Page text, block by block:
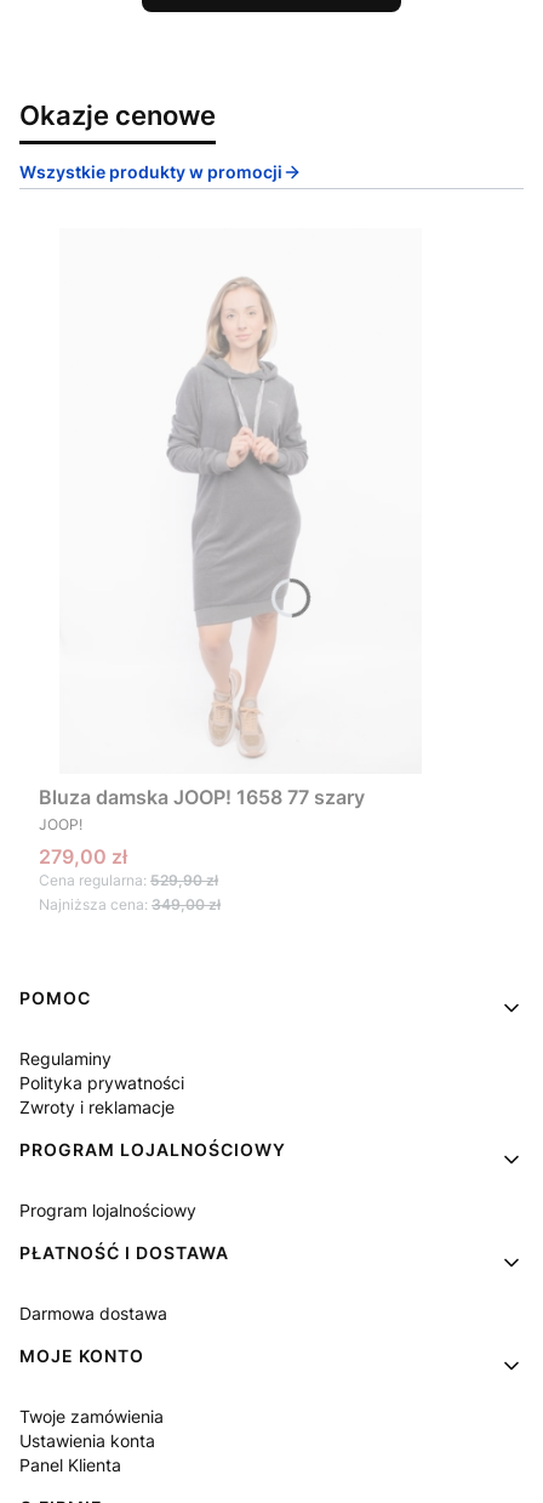
Okazje cenowe
Wszystkie produkty w promocji
Bluza damska JOOP! 1658 77 szary
PRODUCENT
JOOP!
Cena promocyjna
279,00 zł
Cena regularna: 529,90 zł
Najniższa cena: 349,00 zł
Linki w stopce
POMOC
Regulaminy
Polityka prywatności
Zwroty i reklamacje
PROGRAM LOJALNOŚCIOWY
Program lojalnościowy
PŁATNOŚĆ I DOSTAWA
Darmowa dostawa
MOJE KONTO
Twoje zamówienia
Ustawienia konta
Panel Klienta